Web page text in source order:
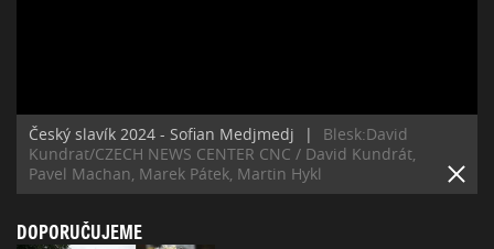
Český slavík 2024 - Sofian Medjmedj |
Blesk:David
Kundrat/CZECH NEWS CENTER CNC / David Kundrát,
Pavel Machan, Marek Pátek, Martin Hykl
DOPORUČUJEME